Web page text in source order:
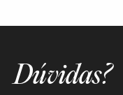
Dúvidas?